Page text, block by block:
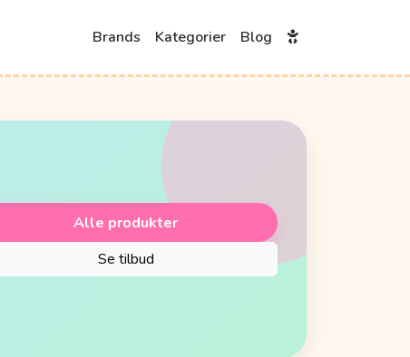
Brands Kategorier Blog
Alle produkter
Se tilbud